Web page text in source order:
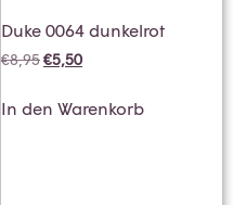
Duke 0064 dunkelrot
€8,95€5,50
In den Warenkorb